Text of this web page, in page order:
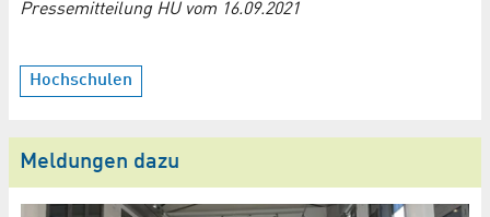
Pressemitteilung HU vom 16.09.2021
Hochschulen
Meldungen dazu